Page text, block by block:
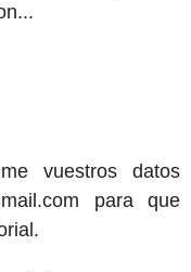
vuestros datos
para que